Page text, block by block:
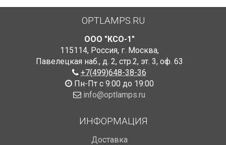
OPTLAMPS.RU
ООО "КСО-1"
115114, Россия, г. Москва,
Павелецкая наб., д. 2, стр.2, эт. 3, оф. 63
+7(499)648-38-36
Пн-Пт с 9:00 до 19:00
info@optlamps.ru
ИНФОРМАЦИЯ
Доставка